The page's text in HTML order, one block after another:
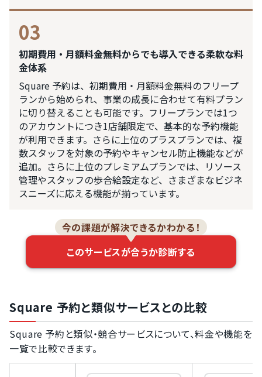
03
初期費用・月額料金無料からでも導入できる柔軟な料
金体系
Square 予約は、初期費用・月額料金無料のフリープ
ランから始められ、事業の成長に合わせて有料プラン
に切り替えることも可能です。フリープランでは1つ
の​アカウントに​つき1店舗限定で、基本的な予約機能
が利用できます。さらに上位のプラスプランでは、複
数スタッフを対象の予約やキャンセル防止機能などが
追加。さらに上位のプレミアムプランでは、リソース
管理やスタッフの歩合給設定など、さまざまなビジネ
スニーズに応える機能が揃っています。
今の課題が解決できるかわかる！
このサービスが合うか診断する
Square 予約と類似サービスとの比較
Square 予約と類似・競合サービスについて、料金や機能を
一覧で比較できます。